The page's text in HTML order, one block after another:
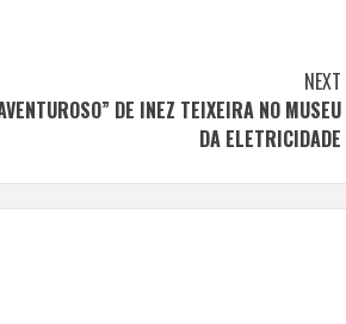
NEXT
DE INEZ TEIXEIRA NO MUSEU
DA ELETRICIDADE